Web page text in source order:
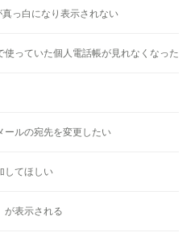
っ白になり表示されない
っていた個人電話帳が見れなくなった
ールの宛先を変更したい
してほしい
が表示される